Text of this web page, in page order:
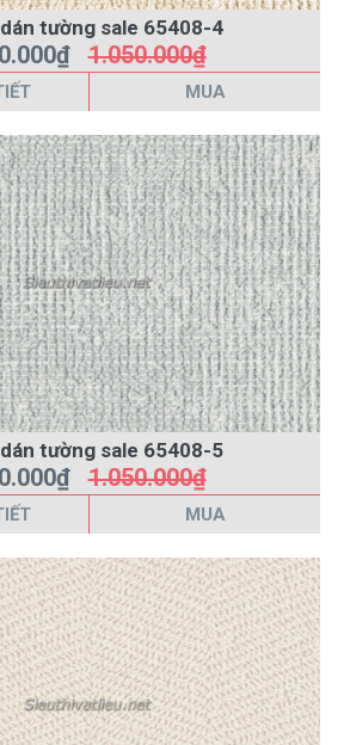
tường sale 65408-4
1.050.000₫
MUA
tường sale 65408-5
1.050.000₫
MUA